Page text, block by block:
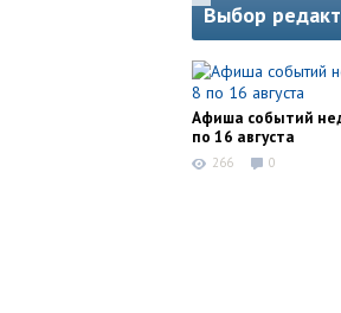
Выбор
Афиша событий
по 16 августа
266 0